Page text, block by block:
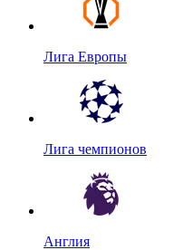
Лига Европы
Лига чемпионов
Англия